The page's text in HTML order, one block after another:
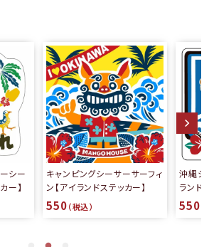
フィ
】
沖縄シーサーサーファー【アイ
ランドステッカー】
550（税込）